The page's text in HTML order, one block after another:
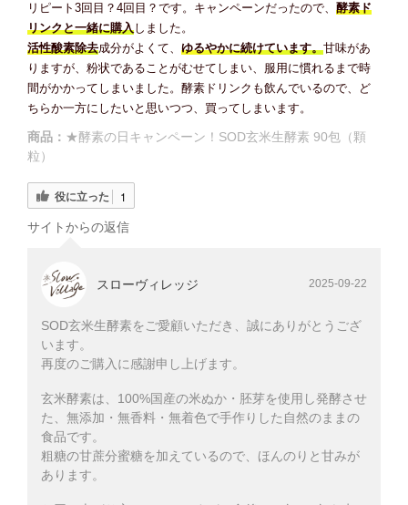
リピート3回目？4回目？です。キャンペーンだったので、 酵素ド
リンクと一緒に購入しました。
活性酸素除去成分がよくて、 ゆるやかに続けています。甘味があ
りますが、粉状であることがむせてしまい、服用に慣れるまで時
間がかかってしまいました。酵素ドリンクも飲んでいるので、ど
ちらか一方にしたいと思いつつ、買ってしまいます。
商品： ★酵素の日キャンペーン！SOD玄米生酵素 90包（顆
粒）
役に立った 1
サイトからの返信
スローヴィレッジ 2025-09-22
SOD玄米生酵素をご愛顧いただき、誠にありがとうござ
います。
再度のご購入に感謝申し上げます。
玄米酵素は、100%国産の米ぬか・胚芽を使用し発酵させ
た、無添加・無香料・無着色で手作りした自然のままの
食品です。
粗糖の甘蔗分蜜糖を加えているので、ほんのりと甘みが
あります。